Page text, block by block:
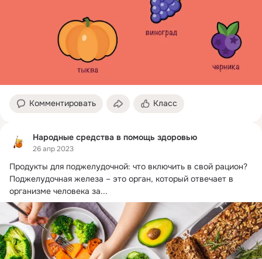
Комментировать Класс
Народные средства в помощь здоровью
26 апр 2023
Продукты для поджелудочной: что включить в свой рацион?
Поджелудочная железа – это орган, который отвечает в
организме человека за...